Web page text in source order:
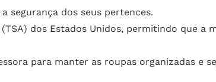
segurança dos seus pertences.
dos Estados Unidos, permitindo que a
para manter as roupas organizadas e